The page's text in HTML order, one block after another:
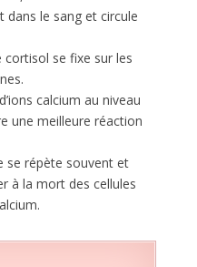
le sang et circule
cortisol se fixe sur les
calcium au niveau
une meilleure réaction
se répète souvent et
à la mort des cellules